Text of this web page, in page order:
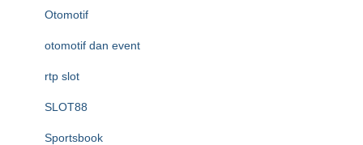
Otomotif
otomotif dan event
rtp slot
SLOT88
Sportsbook